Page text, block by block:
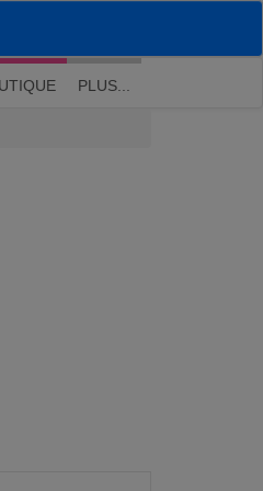
| ? Visite guidée
PLUS...